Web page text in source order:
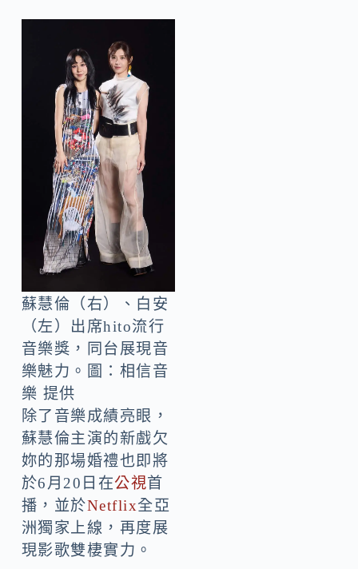
蘇慧倫（右）、白安
（左）出席hito流行
音樂獎，同台展現音
樂魅力。圖：相信音
樂 提供
除了音樂成績亮眼，
蘇慧倫主演的新戲欠
妳的那場婚禮也即將
於6月20日在公視首
播，並於Netflix全亞
洲獨家上線，再度展
現影歌雙棲實力。